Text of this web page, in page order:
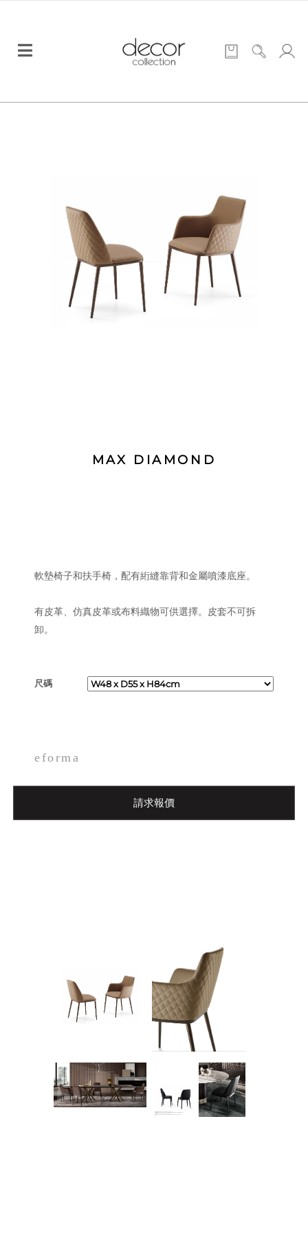
MAX DIAMOND
軟墊椅子和扶手椅，配有絎縫靠背和金屬噴漆底座。
有皮革、仿真皮革或布料織物可供選擇。皮套不可拆
卸。
尺碼
eforma